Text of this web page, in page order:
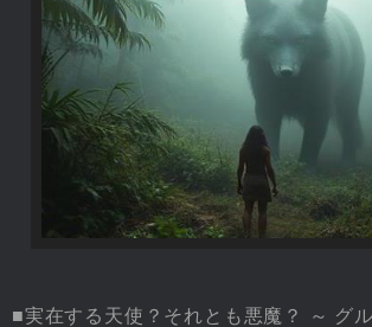
■実在する天使？それとも悪魔？ ～ グ